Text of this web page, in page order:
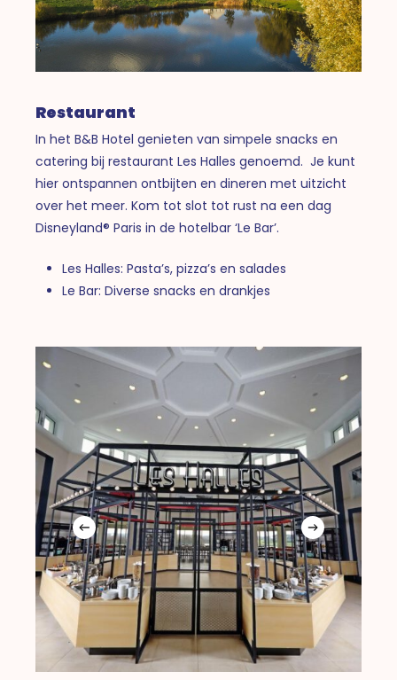
Restaurant
In het B&B Hotel genieten van simpele snacks en
catering bij restaurant Les Halles genoemd. Je kunt
hier ontspannen ontbijten en dineren met uitzicht
over het meer. Kom tot slot tot rust na een dag
Disneyland® Paris in de hotelbar ‘Le Bar’.
Les Halles: Pasta’s, pizza’s en salades
Le Bar: Diverse snacks en drankjes